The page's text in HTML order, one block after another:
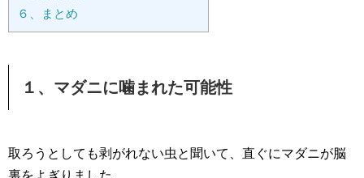
６、まとめ
１、マダニに噛まれた可能性
取ろうとしても剥がれない虫と聞いて、直ぐにマダニが脳
裏をよぎりました。